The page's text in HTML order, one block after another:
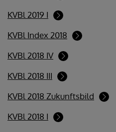
KVBl 2019 I
KVBl Index 2018
KVBl 2018 IV
KVBl 2018 III
KVBl 2018 Zukunftsbild
KVBl 2018 I